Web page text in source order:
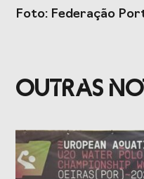
Foto: Federação
OUTRAS